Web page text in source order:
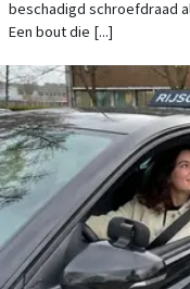
beschadigd schroefdraad
Een bout die [...]